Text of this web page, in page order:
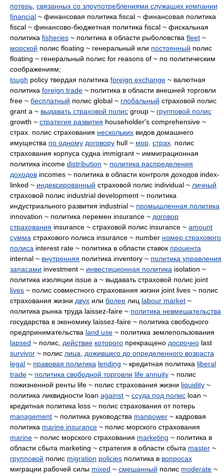
потерь связанных со злоупотреблениями служащих компании
financial ~ финансовая политика fiscal ~ финансовая политика
fiscal ~ финансово-бюджетная политика fiscal ~ фискальная
политика fisheries ~ политика в области рыболовства fleet ~
морской полис floating ~ генеральный или постоянный полис
floating ~ генеральный полис for reasons of ~ по политическим
соображениям;
tough policy твердая политика foreign exchange ~ валютная
политика foreign trade ~ политика в области внешней торговли
free ~ бесплатный полис global ~ глобальный страховой полис
grant a ~ выдавать страховой полис group ~ групповой полис
growth ~ стратегия развития householder's comprehensive ~
страх. полис страхования нескольких видов домашнего
имущества по одному договору hull ~ мор страх . полис
страхования корпуса судна immigrant ~ иммиграционная
политика income distribution ~ политика распределения
доходов incomes ~ политика в области контроля доходов index-
linked ~ индексированный страховой полис individual ~ личный
страховой полис industrial development ~ политика
индустриального развития industrial ~ промышленная политика
innovation ~ политика перемен insurance ~ договор
страхования insurance ~ страховой полис insurance ~ amount
сумма страхового полиса insurance ~ number номер страхового
полиса interest rate ~ политика в области ставок процента
internal ~ внутренняя политика inventory ~ политика управления
запасами investment ~ инвестиционная политика isolation ~
политика изоляции issue a ~ выдавать страховой полис joint
lives ~ полис совместного страхования жизни joint lives ~ полис
страхования жизни двух или более лиц labour market ~
политика рынка труда laissez-faire ~ политика невмешательства
государства в экономику laissez-faire ~ политика свободного
предпринимательства land use ~ политика землепользования
lapsed ~ полис, действие которого прекращено досрочно last
survivor ~ полис лица
дожившего до определенного возраста
legal ~ правовая политика lending ~ кредитная политика liberal
trade ~ политика свободной торговли life annuity ~ полис
пожизненной ренты life ~ полис страхования жизни liquidity ~
политика ликвидности loan against ~ ссуда под полис loan ~
кредитная политика loss ~ полис страхования от потерь
management ~ политика руководства manpower ~ кадровая
политика marine insurance ~ полис морского страхования
marine ~ полис морского страхования marketing ~ политика в
области сбыта marketing ~ стратегия в области сбыта master ~
групповой полис migration policies политика в вопросах
миграции рабочей силы mixed ~ смешанный полис moderate ~